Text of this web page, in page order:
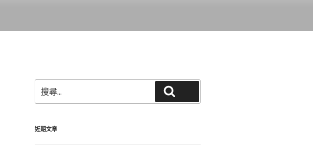
尋
關
字:
近期文章